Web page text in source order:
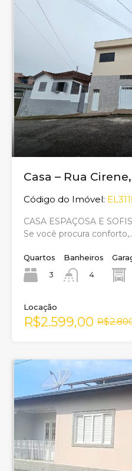
Casa – Rua
Código do Imóvel:
CASA ESPAÇOSA E
Se você procura
Quartos
3
Banheiros
4
Locação
R$2.599,00